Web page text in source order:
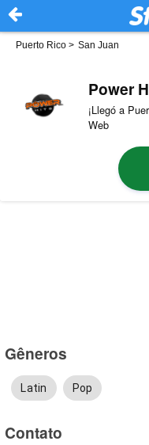
Puerto Rico > San Juan
Power
¡Llegó a
Web
Gêneros
Latin Pop
Contato